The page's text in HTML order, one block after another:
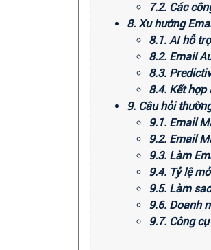
7.2. Các
8. Xu hướng
8.1. AI hỗ
8.2. Email
8.3.
8.4. Kết
9. Câu hỏi
9.1. Email
9.2. Email
9.3. Làm
9.4. Tỷ lệ
9.5. Làm
9.6. Doanh
9.7. Công